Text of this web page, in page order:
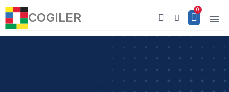
COGILER